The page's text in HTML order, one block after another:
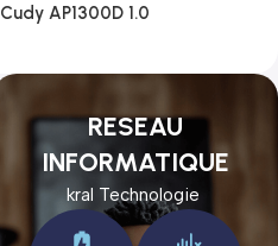
RESEAU
INFORMATIQUE
kral Technologie
Cudy AP1300D 1.0